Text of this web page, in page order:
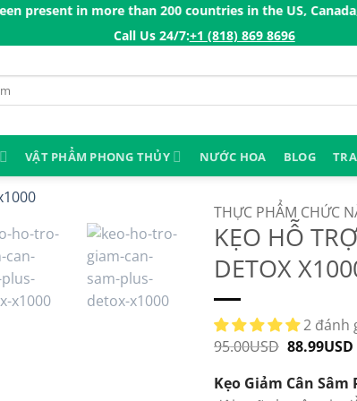
more than 200 countries in the US, Canada, Australia,
Call Us 24/7:ㅤ+1 (818) 869 8696
VẬT PHẨM PHONG THỦY NƯỚC HOA BLOG
THỰC PHẨM CHỨC
KẸO HỖ
DETOX
2 đánh
95.00USD Original
was:
95.00USD.
88.99USD
Kẹo Giảm Cân Sâm